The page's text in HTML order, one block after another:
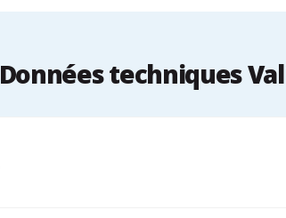
Données techniques